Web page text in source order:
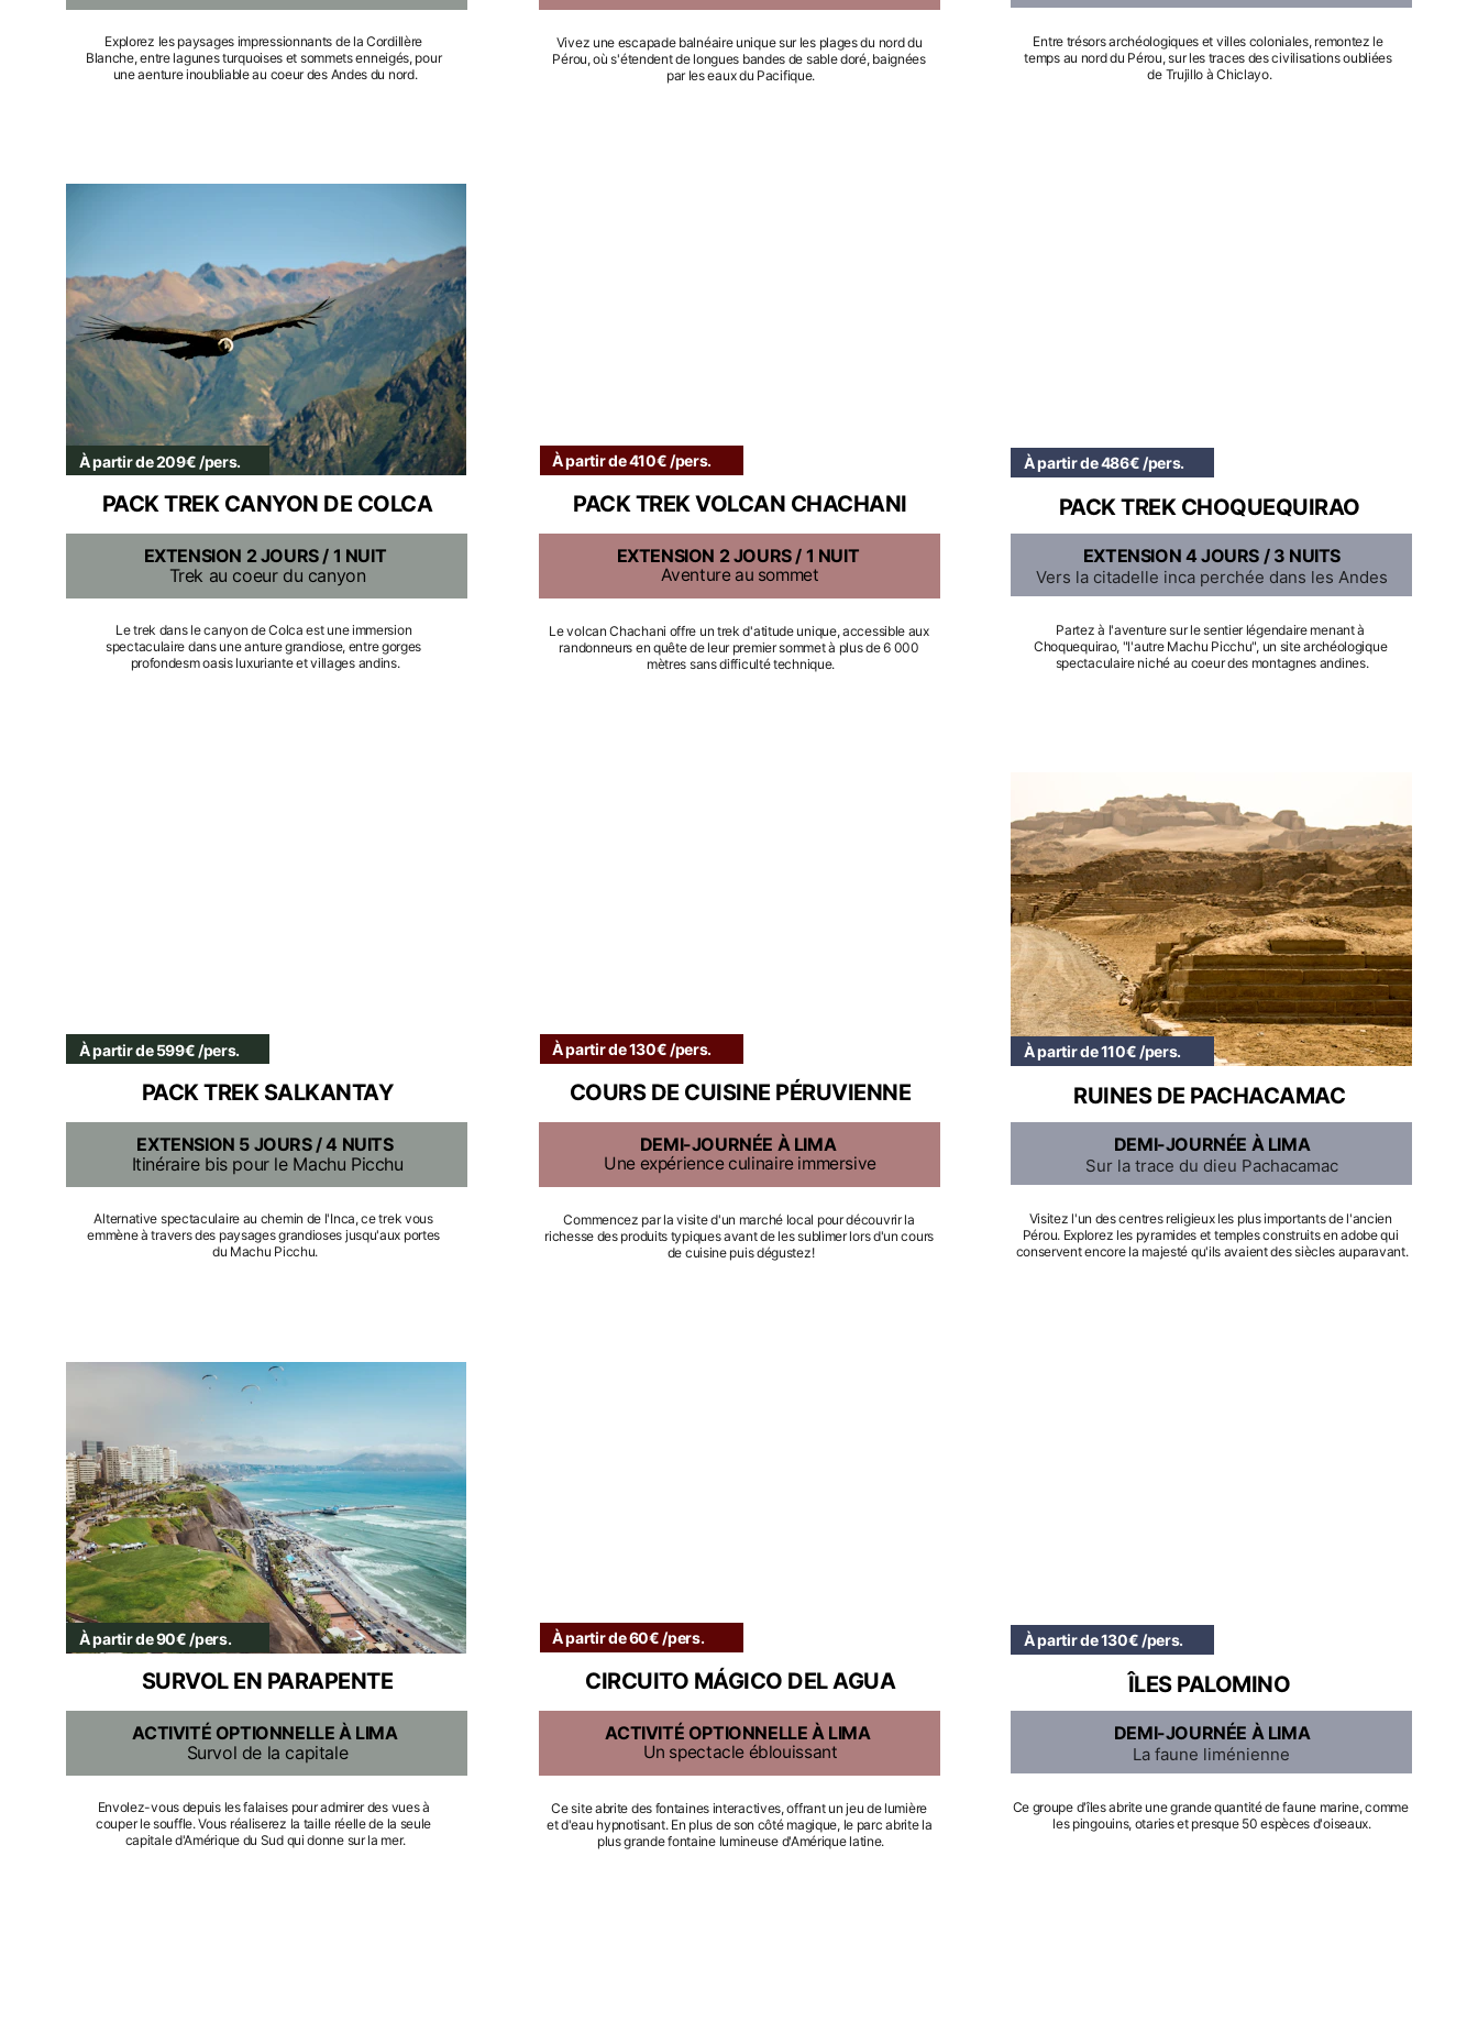
Explorez les paysages impressionnants de la Cordillère
Blanche, entre lagunes turquoises et sommets enneigés, pour
une aenture inoubliable au coeur des Andes du nord.
Vivez une escapade balnéaire unique sur les plages du nord du
Pérou, où s'étendent de longues bandes de sable doré, baignées
par les eaux du Pacifique.
Entre trésors archéologiques et villes coloniales, remontez le
temps au nord du Pérou, sur les traces des civilisations oubliées
de Trujillo à Chiclayo.
PACK TREK CHOQUEQUIRAO
EXTENSION 2 JOURS / 1 NUIT
PACK TREK CANYON DE COLCA
Le trek dans le canyon de Colca est une immersion
spectaculaire dans une anture grandiose, entre gorges
profondesm oasis luxuriante et villages andins.
Trek au coeur du canyon
À partir de 410€ /pers.
EXTENSION 2 JOURS / 1 NUIT
PACK TREK VOLCAN CHACHANI
Le volcan Chachani offre un trek d'atitude unique, accessible aux
randonneurs en quête de leur premier sommet à plus de 6 000
mètres sans difficulté technique.
Aventure au sommet
EXTENSION 4 JOURS / 3 NUITS
Vers la citadelle inca perchée dans les Andes
Partez à l'aventure sur le sentier légendaire menant à
Choquequirao, "l'autre Machu Picchu", un site archéologique
spectaculaire niché au coeur des montagnes andines.
À partir de 486€ /pers.
À partir de 209€ /pers.
RUINES DE PACHACAMAC
EXTENSION 5 JOURS / 4 NUITS
PACK TREK SALKANTAY
Alternative spectaculaire au chemin de l'Inca, ce trek vous
emmène à travers des paysages grandioses jusqu'aux portes
du Machu Picchu.
Itinéraire bis pour le Machu Picchu
À partir de 130€ /pers.
DEMI-JOURNÉE À LIMA
COURS DE CUISINE PÉRUVIENNE
Commencez par la visite d'un marché local pour découvrir la
richesse des produits typiques avant de les sublimer lors d'un cours
de cuisine puis dégustez!
Une expérience culinaire immersive
DEMI-JOURNÉE À LIMA
Sur la trace du dieu Pachacamac
Visitez l'un des centres religieux les plus importants de l'ancien
Pérou. Explorez les pyramides et temples construits en adobe qui
conservent encore la majesté qu'ils avaient des siècles auparavant.
À partir de 110€ /pers.
À partir de 599€ /pers.
ÎLES PALOMINO
ACTIVITÉ OPTIONNELLE À LIMA
SURVOL EN PARAPENTE
Envolez-vous depuis les falaises pour admirer des vues à
couper le souffle. Vous réaliserez la taille réelle de la seule
capitale d'Amérique du Sud qui donne sur la mer.
Survol de la capitale
À partir de 60€ /pers.
ACTIVITÉ OPTIONNELLE À LIMA
CIRCUITO MÁGICO DEL AGUA
Ce site abrite des fontaines interactives, offrant un jeu de lumière
et d'eau hypnotisant. En plus de son côté magique, le parc abrite la
plus grande fontaine lumineuse d'Amérique latine.
Un spectacle éblouissant
DEMI-JOURNÉE À LIMA
La faune liménienne
Ce groupe d'îles abrite une grande quantité de faune marine, comme
les pingouins, otaries et presque 50 espèces d'oiseaux.
À partir de 130€ /pers.
À partir de 90€ /pers.